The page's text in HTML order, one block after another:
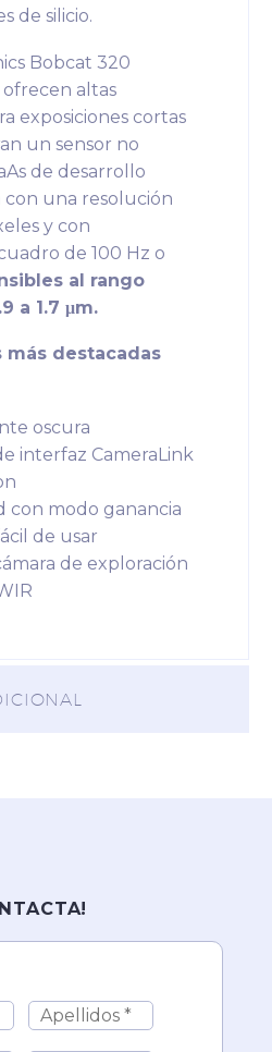
de silicio.
Bobcat 320
ofrecen altas
exposiciones cortas
un sensor no
de desarrollo
una resolución
y con
de 100 Hz o
al rango
a 1.7 μm.
más destacadas
oscura
interfaz CameraLink
con modo ganancia
de usar
de exploración